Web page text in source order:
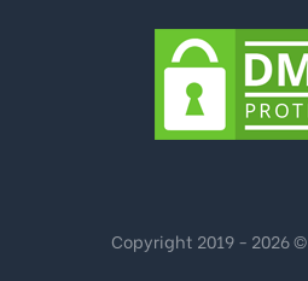
Copyright 2019 - 2026 ©